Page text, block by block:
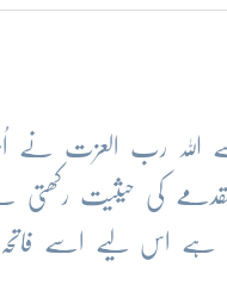
ہے جسے اللہ رب
کی حیثیت رکھتی
ہے اس لیے اسے